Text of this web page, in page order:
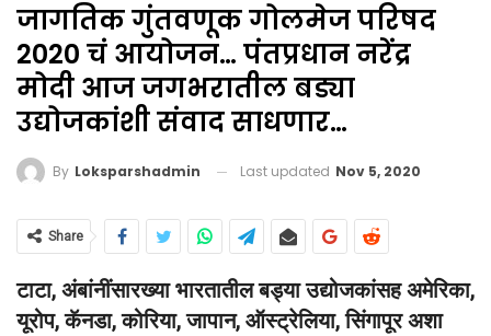
जागतिक गुंतवणूक गोलमेज परिषद
2020 चं आयोजन… पंतप्रधान नरेंद्र
मोदी आज जगभरातील बड्या
उद्योजकांशी संवाद साधणार…
By Loksparshadmin Last updated Nov 5, 2020
Share
टाटा, अंबांनींसारख्या भारतातील बड्या उद्योजकांसह अमेरिका,
यूरोप, कॅनडा, कोरिया, जापान, ऑस्ट्रेलिया, सिंगापूर अशा